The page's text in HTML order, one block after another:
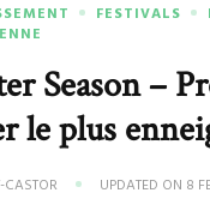
FESTIVALS
Season –
le plus
UPDATED ON 8